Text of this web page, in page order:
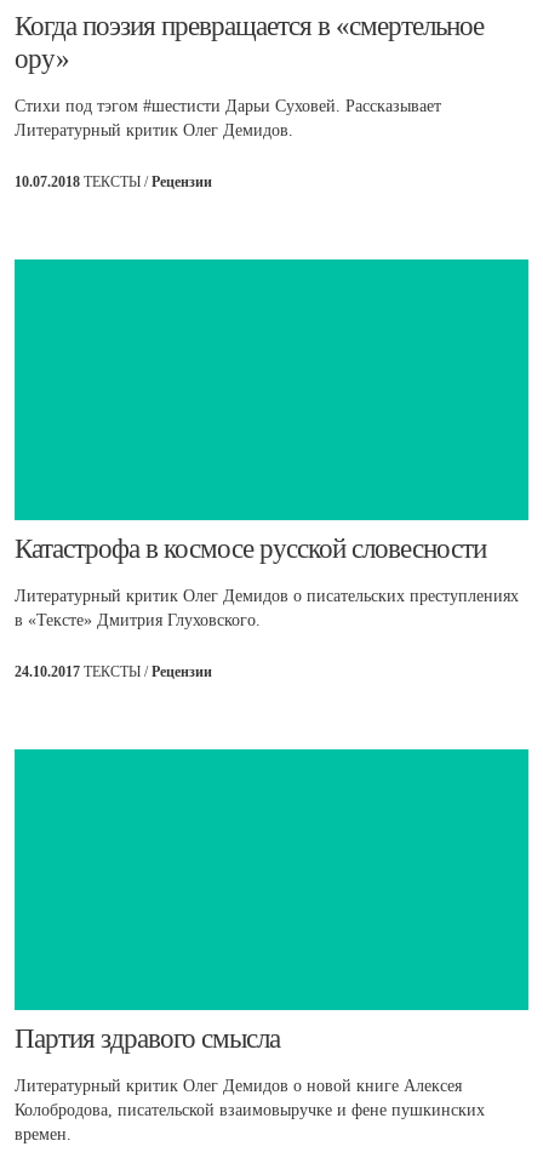
​Когда поэзия превращается в «смертельное
ору»
Стихи под тэгом #шестисти Дарьи Суховей. Рассказывает
Литературный критик Олег Демидов.
10.07.2018 ТЕКСТЫ /Рецензии
​Катастрофа в космосе русской словесности
Литературный критик Олег Демидов о писательских преступлениях
в «Тексте» Дмитрия Глуховского.
24.10.2017 ТЕКСТЫ /Рецензии
​Партия здравого смысла
Литературный критик Олег Демидов о новой книге Алексея
Колобродова, писательской взаимовыручке и фене пушкинских
времен.